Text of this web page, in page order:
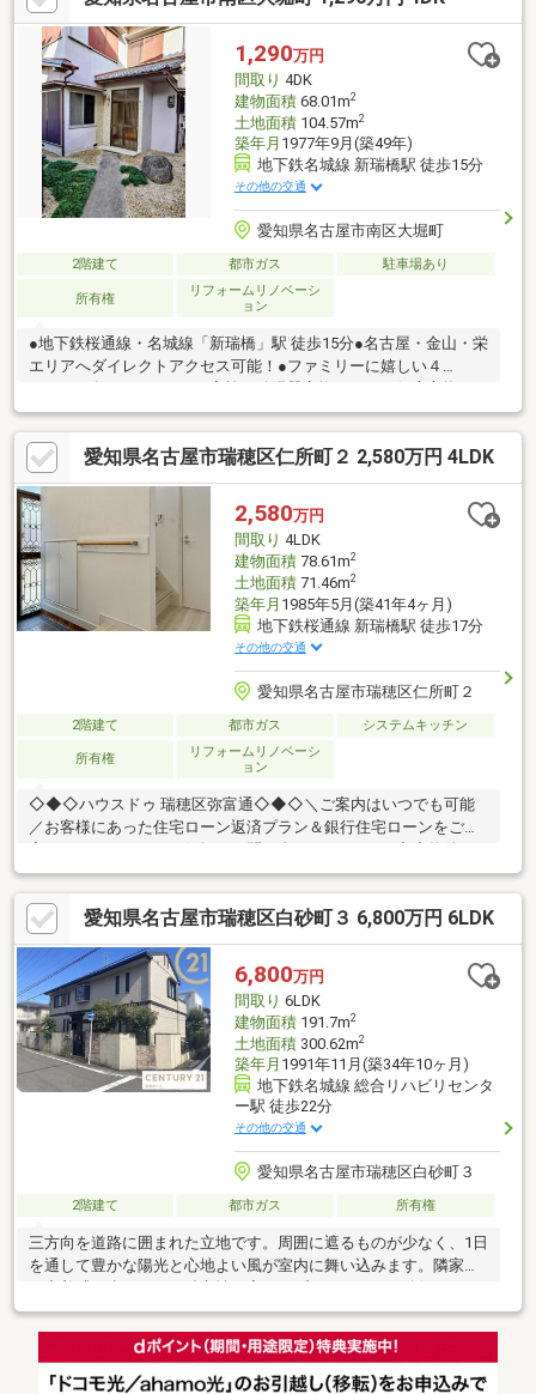
1,290万円
間取り 4DK
建物面積68.01m2
土地面積104.57m2
築年月 1977年9月(築49年)
地下鉄名城線 新瑞橋駅 徒歩15分
その他の交通
愛知県名古屋市南区大堀町
2階建て 都市ガス 駐車場あり
所有権
リフォームリノベーシ
ョン
●地下鉄桜通線・名城線「新瑞橋」駅 徒歩15分●名古屋・金山・栄
エリアへダイレクトアクセス可能！●ファミリーに嬉しい４
一部クロス・クッションフロア貼替、シロアリ工事、ハウスクリ
ーニング 等）●お子様の遊び場やガーデニングが楽しめる庭付き
♪●駐車場1台分あり●スーパー・コンビニなど生活利便施設が充実
した住環境●家事室付きで家事動線も良好！「新瑞橋エリア×庭付
き戸建×駐車場付き」利便性の高い立地で、戸建ならではのゆとり
ある暮らしを実現できます。ぜひ一度、現地にてご覧ください！
景観法、宅地造成および特定盛土等規制法
愛知県名古屋市瑞穂区仁所町２ 2,580万円 4LDK
2,580万円
間取り 4LDK
建物面積78.61m2
土地面積71.46m2
築年月 1985年5月(築41年4ヶ月)
地下鉄桜通線 新瑞橋駅 徒歩17分
その他の交通
愛知県名古屋市瑞穂区仁所町２
2階建て 都市ガス システムキッチン
所有権
リフォームリノベーシ
ョン
◇◆◇ハウスドゥ 瑞穂区弥富通◇◆◇＼ご案内はいつでも可能
／お客様にあった住宅ローン返済プラン＆銀行住宅ローンをご提
案！エージェントへお気軽にお問い合わせください♪◆◇物件の
特徴◇◆■中根小学校/萩山中学校■桜通線新瑞橋駅から徒歩17分■
駐車スペースあり（諸条件あり）■フローリング張替え■クロス張
替えエージェントがお客様一人ひとりに合ったご提案をさせてい
ただきます！まずはお気軽にお問い合わせください！
愛知県名古屋市瑞穂区白砂町３ 6,800万円 6LDK
6,800万円
間取り 6LDK
建物面積191.7m2
土地面積300.62m2
築年月 1991年11月(築34年10ヶ月)
地下鉄名城線 総合リハビリセンタ
ー駅 徒歩22分
その他の交通
愛知県名古屋市瑞穂区白砂町３
2階建て 都市ガス 所有権
三方向を道路に囲まれた立地です。周囲に遮るものが少なく、1日
を通して豊かな陽光と心地よい風が室内に舞い込みます。隣家と
ら開放感あふれる暮らしを実現できます。～周辺環境～中根小学
校・・・徒歩10分(約800m)萩山中学校・・・徒歩20分(約1600m)
コノミヤ中根店・・・約300m（徒歩4分）ローソン昭和高校
前・・・ 約360m（徒歩5分）中根公園・・・ 約140m(徒歩2分)中